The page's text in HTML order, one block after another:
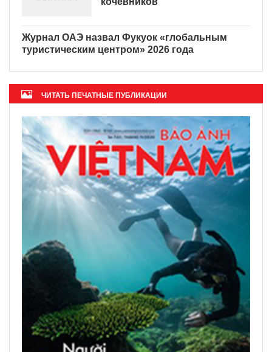
Вьетнам - идеальное
направление для цифровых
кочевников
Журнал ОАЭ назвал Фукуок
«глобальным туристическим
центром» 2026 года
ЧИТАТЬ ПЕЧАТНЫЕ ПУБЛИКАЦИИ